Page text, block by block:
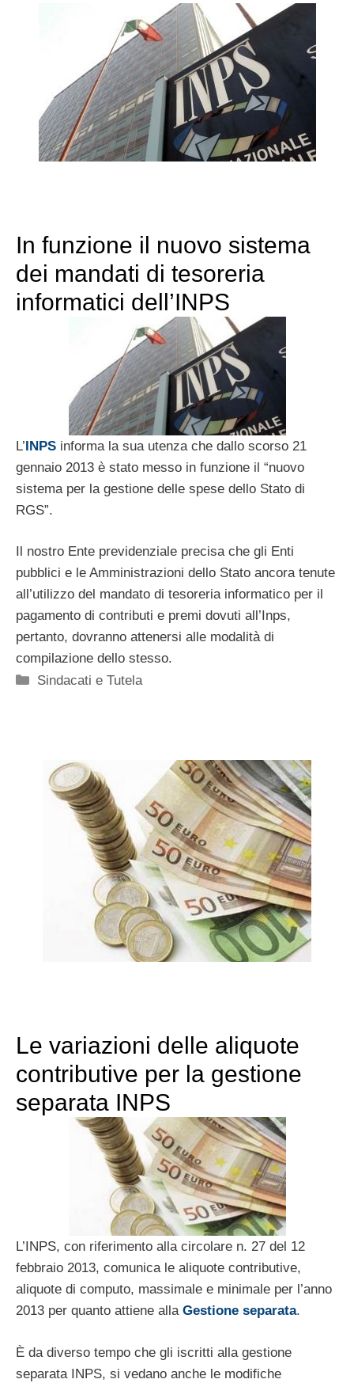
In funzione il nuovo sistema
dei mandati di tesoreria
informatici dell’INPS
L’INPS informa la sua utenza che dallo scorso 21
gennaio 2013 è stato messo in funzione il “nuovo
sistema per la gestione delle spese dello Stato di
RGS”.
Il nostro Ente previdenziale precisa che gli Enti
pubblici e le Amministrazioni dello Stato ancora tenute
all’utilizzo del mandato di tesoreria informatico per il
pagamento di contributi e premi dovuti all’Inps,
pertanto, dovranno attenersi alle modalità di
compilazione dello stesso.
Categorie
Sindacati e Tutela
Le variazioni delle aliquote
contributive per la gestione
separata INPS
L’INPS, con riferimento alla circolare n. 27 del 12
febbraio 2013, comunica le aliquote contributive,
aliquote di computo, massimale e minimale per l’anno
2013 per quanto attiene alla Gestione separata.
È da diverso tempo che gli iscritti alla gestione
separata INPS, si vedano anche le modifiche